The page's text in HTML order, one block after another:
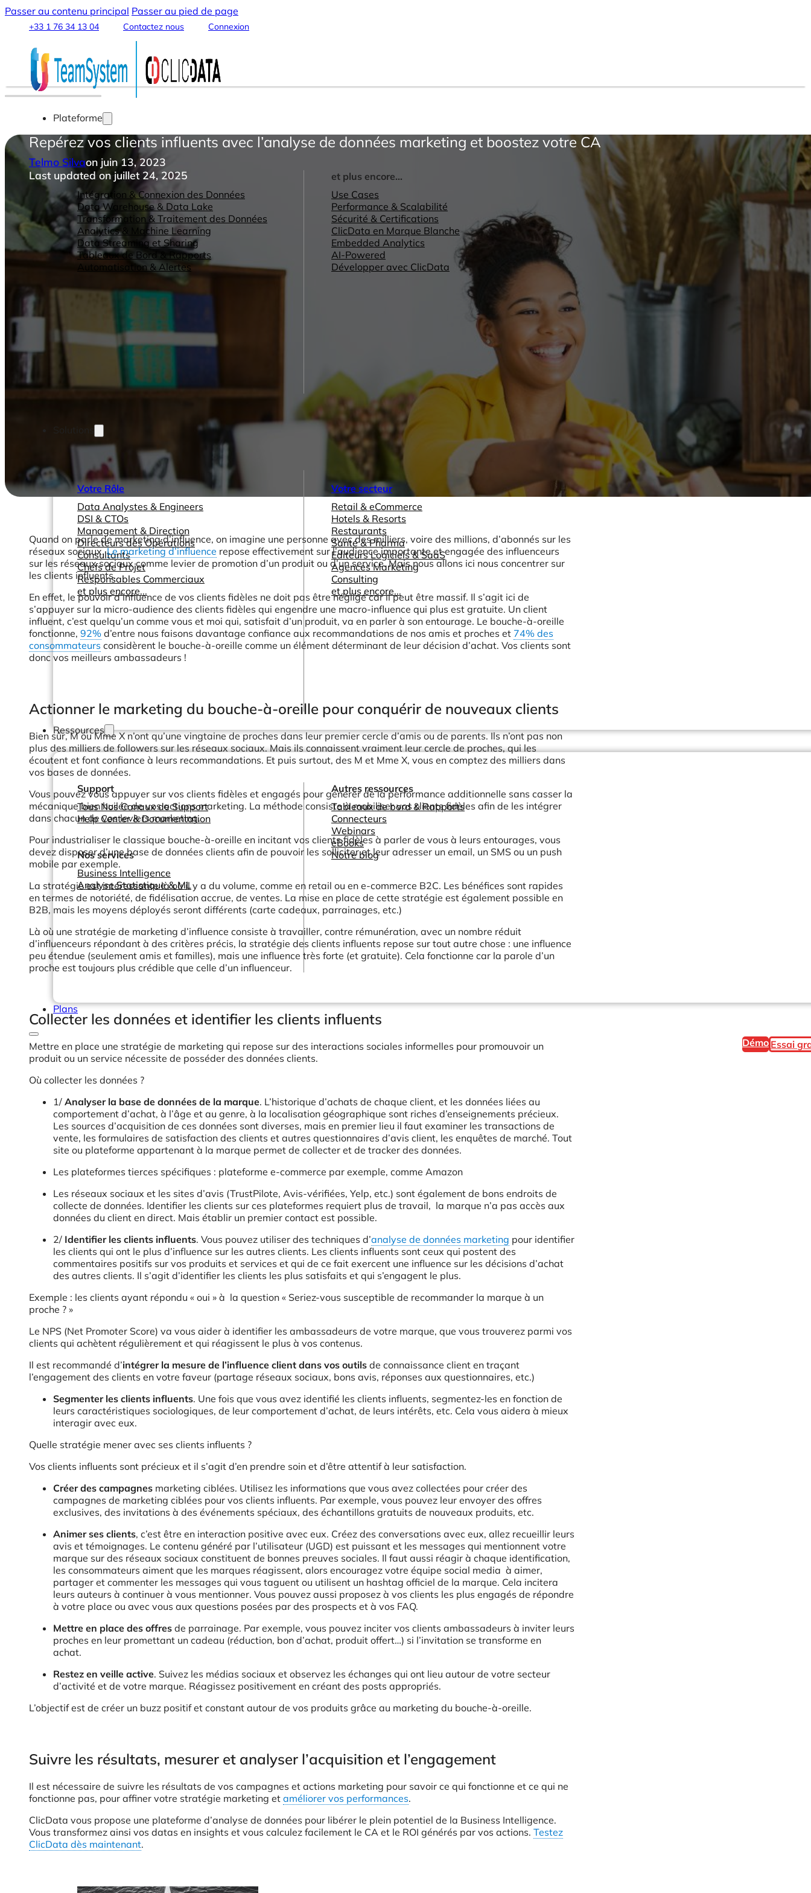
Passer au contenu principal Passer au pied de page
+33 1 76 34 13 04 Contactez nous Connexion
Plateforme
Fonctionnalités
Intégration & Connexion des Données
Data Warehouse & Data Lake
Transformation & Traitement des Données
Analytics & Machine Learning
Data Streaming et Sharing
Tableaux de Bord & Rapports
Automatisation & Alertes
et plus encore...
Use Cases
Performance & Scalabilité
Sécurité & Certifications
ClicData en Marque Blanche
Embedded Analytics
AI-Powered
Développer avec ClicData
Votre Rôle
Data Analystes & Engineers
DSI & CTOs
Management & Direction
Directeurs des Opérations
Consultants
Chefs de Projet
Responsables Commerciaux
et plus encore...
Votre secteur
Retail & eCommerce
Hotels & Resorts
Restaurants
Santé & Pharma
Editeurs Logiciels & SaaS
Agences Marketing
Consulting
et plus encore...
Ressources
Support
Tous Nos Canaux de Support
Help Center & Documentation
Nos services
Business Intelligence
Analyse Statistique & ML
Autres ressources
Tableaux de bord & Rapports
Connecteurs
Webinars
eBooks
Notre blog
Plans
Démo Essai
Repérez vos clients influents avec l’analyse de données marketing et boostez votre CA
Telmo Silvaon juin 13, 2023
Last updated on juillet 24, 2025
Quand on parle de marketing d’influence, on imagine une personne avec des milliers, voire des millions, d’abonnés sur les
réseaux sociaux.Le marketing d’influence repose effectivement sur l’audience importante et engagée des influenceurs
sur les réseaux sociaux comme levier de promotion d’un produit ou d’un service. Mais nous allons ici nous concentrer sur
les clients influents.
En effet, le pouvoir d’influence de vos clients fidèles ne doit pas être négligé car il peut être massif. Il s’agit ici de
s’appuyer sur la micro-audience des clients fidèles qui engendre une macro-influence qui plus est gratuite. Un client
influent, c’est quelqu’un comme vous et moi qui, satisfait d’un produit, va en parler à son entourage. Le bouche-à-oreille
fonctionne, 92% d’entre nous faisons davantage confiance aux recommandations de nos amis et proches et 74% des
consommateurs considèrent le bouche-à-oreille comme un élément déterminant de leur décision d’achat. Vos clients sont
donc vos meilleurs ambassadeurs !
Actionner le marketing du bouche-à-oreille pour conquérir de nouveaux clients
Bien sûr, M ou Mme X n’ont qu’une vingtaine de proches dans leur premier cercle d’amis ou de parents. Ils n’ont pas non
plus des milliers de followers sur les réseaux sociaux. Mais ils connaissent vraiment leur cercle de proches, qui les
écoutent et font confiance à leurs recommandations. Et puis surtout, des M et Mme X, vous en comptez des milliers dans
vos bases de données.
Vous pouvez vous appuyer sur vos clients fidèles et engagés pour générer de la performance additionnelle sans casser la
mécanique bien huilée de vos actions marketing. La méthode consiste à mobiliser vos clients fidèles afin de les intégrer
dans chacun de vos leviers marketing.
Pour industrialiser le classique bouche-à-oreille en incitant vos clients fidèles à parler de vous à leurs entourages, vous
devez disposer d’une base de données clients afin de pouvoir les solliciter et leur adresser un email, un SMS ou un push
mobile par exemple.
La stratégie est intéressante là où il y a du volume, comme en retail ou en e-commerce B2C. Les bénéfices sont rapides
en termes de notoriété, de fidélisation accrue, de ventes. La mise en place de cette stratégie est également possible en
B2B, mais les moyens déployés seront différents (carte cadeaux, parrainages, etc.)
Là où une stratégie de marketing d’influence consiste à travailler, contre rémunération, avec un nombre réduit
d’influenceurs répondant à des critères précis, la stratégie des clients influents repose sur tout autre chose : une influence
peu étendue (seulement amis et familles), mais une influence très forte (et gratuite). Cela fonctionne car la parole d’un
proche est toujours plus crédible que celle d’un influenceur.
Collecter les données et identifier les clients influents
Mettre en place une stratégie de marketing qui repose sur des interactions sociales informelles pour promouvoir un
produit ou un service nécessite de posséder des données clients.
Où collecter les données ?
1/ Analyser la base de données de la marque. L’historique d’achats de chaque client, et les données liées au
comportement d’achat, à l’âge et au genre, à la localisation géographique sont riches d’enseignements précieux.
Les sources d’acquisition de ces données sont diverses, mais en premier lieu il faut examiner les transactions de
vente, les formulaires de satisfaction des clients et autres questionnaires d’avis client, les enquêtes de marché. Tout
site ou plateforme appartenant à la marque permet de collecter et de tracker des données.
Les plateformes tierces spécifiques : plateforme e-commerce par exemple, comme Amazon
Les réseaux sociaux et les sites d’avis (TrustPilote, Avis-vérifiées, Yelp, etc.) sont également de bons endroits de
collecte de données. Identifier les clients sur ces plateformes requiert plus de travail, la marque n’a pas accès aux
données du client en direct. Mais établir un premier contact est possible.
2/ Identifier les clients influents. Vous pouvez utiliser des techniques d’analyse de données marketing pour identifier
les clients qui ont le plus d’influence sur les autres clients. Les clients influents sont ceux qui postent des
commentaires positifs sur vos produits et services et qui de ce fait exercent une influence sur les décisions d’achat
des autres clients. Il s’agit d’identifier les clients les plus satisfaits et qui s’engagent le plus.
Exemple : les clients ayant répondu « oui » à la question « Seriez-vous susceptible de recommander la marque à un
proche ? »
Le NPS (Net Promoter Score) va vous aider à identifier les ambassadeurs de votre marque, que vous trouverez parmi vos
clients qui achètent régulièrement et qui réagissent le plus à vos contenus.
Il est recommandé d’intégrer la mesure de l’influence client dans vos outils de connaissance client en traçant
l’engagement des clients en votre faveur (partage réseaux sociaux, bons avis, réponses aux questionnaires, etc.)
Segmenter les clients influents. Une fois que vous avez identifié les clients influents, segmentez-les en fonction de
leurs caractéristiques sociologiques, de leur comportement d’achat, de leurs intérêts, etc. Cela vous aidera à mieux
interagir avec eux.
Quelle stratégie mener avec ses clients influents ?
Vos clients influents sont précieux et il s’agit d’en prendre soin et d’être attentif à leur satisfaction.
Créer des campagnes marketing ciblées. Utilisez les informations que vous avez collectées pour créer des
campagnes de marketing ciblées pour vos clients influents. Par exemple, vous pouvez leur envoyer des offres
exclusives, des invitations à des événements spéciaux, des échantillons gratuits de nouveaux produits, etc.
Animer ses clients, c’est être en interaction positive avec eux. Créez des conversations avec eux, allez recueillir leurs
avis et témoignages. Le contenu généré par l’utilisateur (UGD) est puissant et les messages qui mentionnent votre
marque sur des réseaux sociaux constituent de bonnes preuves sociales. Il faut aussi réagir à chaque identification,
les consommateurs aiment que les marques réagissent, alors encouragez votre équipe social media à aimer,
partager et commenter les messages qui vous taguent ou utilisent un hashtag officiel de la marque. Cela incitera
leurs auteurs à continuer à vous mentionner. Vous pouvez aussi proposez à vos clients les plus engagés de répondre
à votre place ou avec vous aux questions posées par des prospects et à vos FAQ.
Mettre en place des offres de parrainage. Par exemple, vous pouvez inciter vos clients ambassadeurs à inviter leurs
proches en leur promettant un cadeau (réduction, bon d’achat, produit offert…) si l’invitation se transforme en
achat.
Restez en veille active. Suivez les médias sociaux et observez les échanges qui ont lieu autour de votre secteur
d’activité et de votre marque. Réagissez positivement en créant des posts appropriés.
L’objectif est de créer un buzz positif et constant autour de vos produits grâce au marketing du bouche-à-oreille.
Suivre les résultats, mesurer et analyser l’acquisition et l’engagement
Il est nécessaire de suivre les résultats de vos campagnes et actions marketing pour savoir ce qui fonctionne et ce qui ne
fonctionne pas, pour affiner votre stratégie marketing et améliorer vos performances.
ClicData vous propose une plateforme d’analyse de données pour libérer le plein potentiel de la Business Intelligence.
Vous transformez ainsi vos datas en insights et vous calculez facilement le CA et le ROI générés par vos actions. Testez
ClicData dès maintenant.